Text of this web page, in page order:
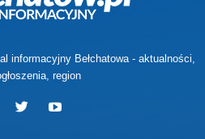
informacyjny Bełchatowa - aktualności,
region